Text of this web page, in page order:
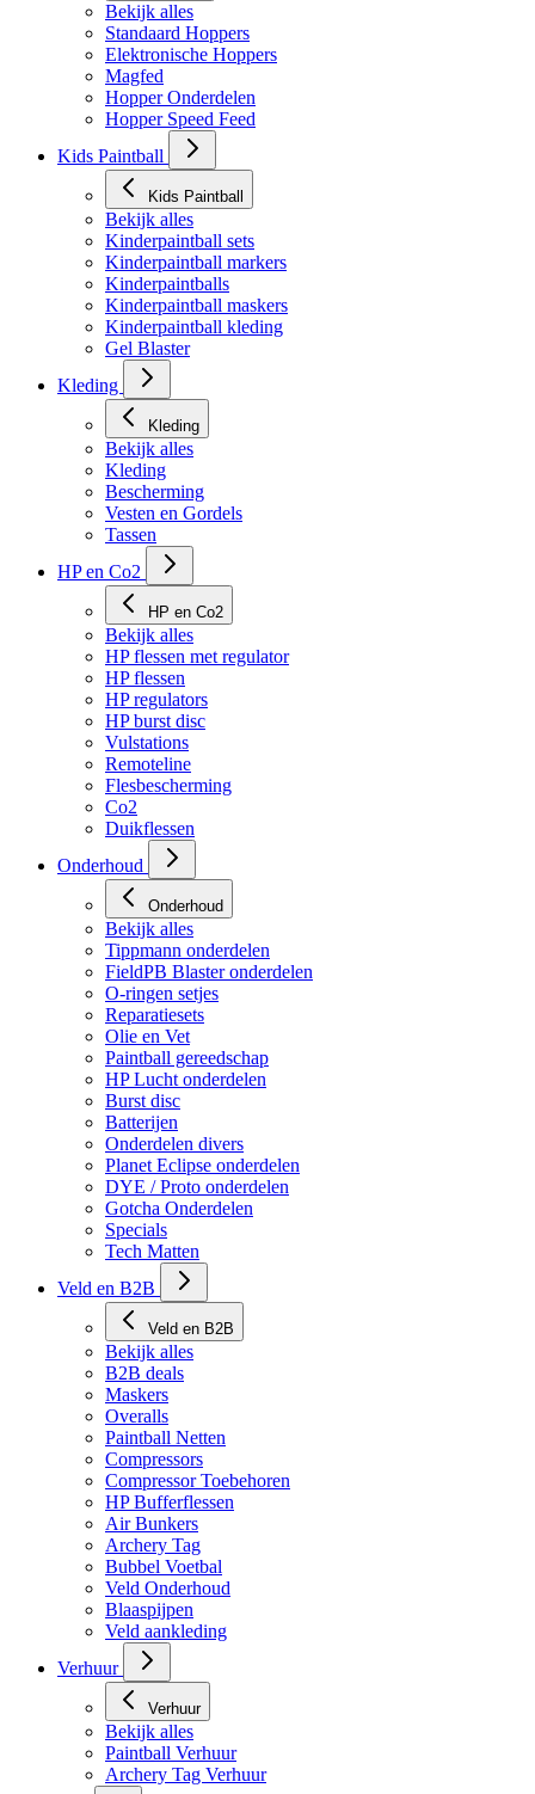
Bekijk alles
Standaard Hoppers
Elektronische Hoppers
Magfed
Hopper Onderdelen
Hopper Speed Feed
Kids Paintball
Kids Paintball
Bekijk alles
Kinderpaintball sets
Kinderpaintball markers
Kinderpaintballs
Kinderpaintball maskers
Kinderpaintball kleding
Gel Blaster
Kleding
Kleding
Bekijk alles
Kleding
Bescherming
Vesten en Gordels
Tassen
HP en Co2
HP en Co2
Bekijk alles
HP flessen met regulator
HP flessen
HP regulators
HP burst disc
Vulstations
Remoteline
Flesbescherming
Co2
Duikflessen
Onderhoud
Onderhoud
Bekijk alles
Tippmann onderdelen
FieldPB Blaster onderdelen
O-ringen setjes
Reparatiesets
Olie en Vet
Paintball gereedschap
HP Lucht onderdelen
Burst disc
Batterijen
Onderdelen divers
Planet Eclipse onderdelen
DYE / Proto onderdelen
Gotcha Onderdelen
Specials
Tech Matten
Veld en B2B
Veld en B2B
Bekijk alles
B2B deals
Maskers
Overalls
Paintball Netten
Compressors
Compressor Toebehoren
HP Bufferflessen
Air Bunkers
Archery Tag
Bubbel Voetbal
Veld Onderhoud
Blaaspijpen
Veld aankleding
Verhuur
Verhuur
Bekijk alles
Paintball Verhuur
Archery Tag Verhuur